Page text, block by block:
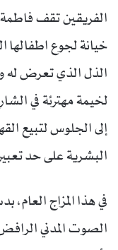
الفريقين تقف
خيانة لجوع اطفالها
الذل الذي تعرض له
لخيمة مهترئة في
إلى الجلوس لتبيع
البشرية على حد
في هذا المزاج العام،
الصوت المدني